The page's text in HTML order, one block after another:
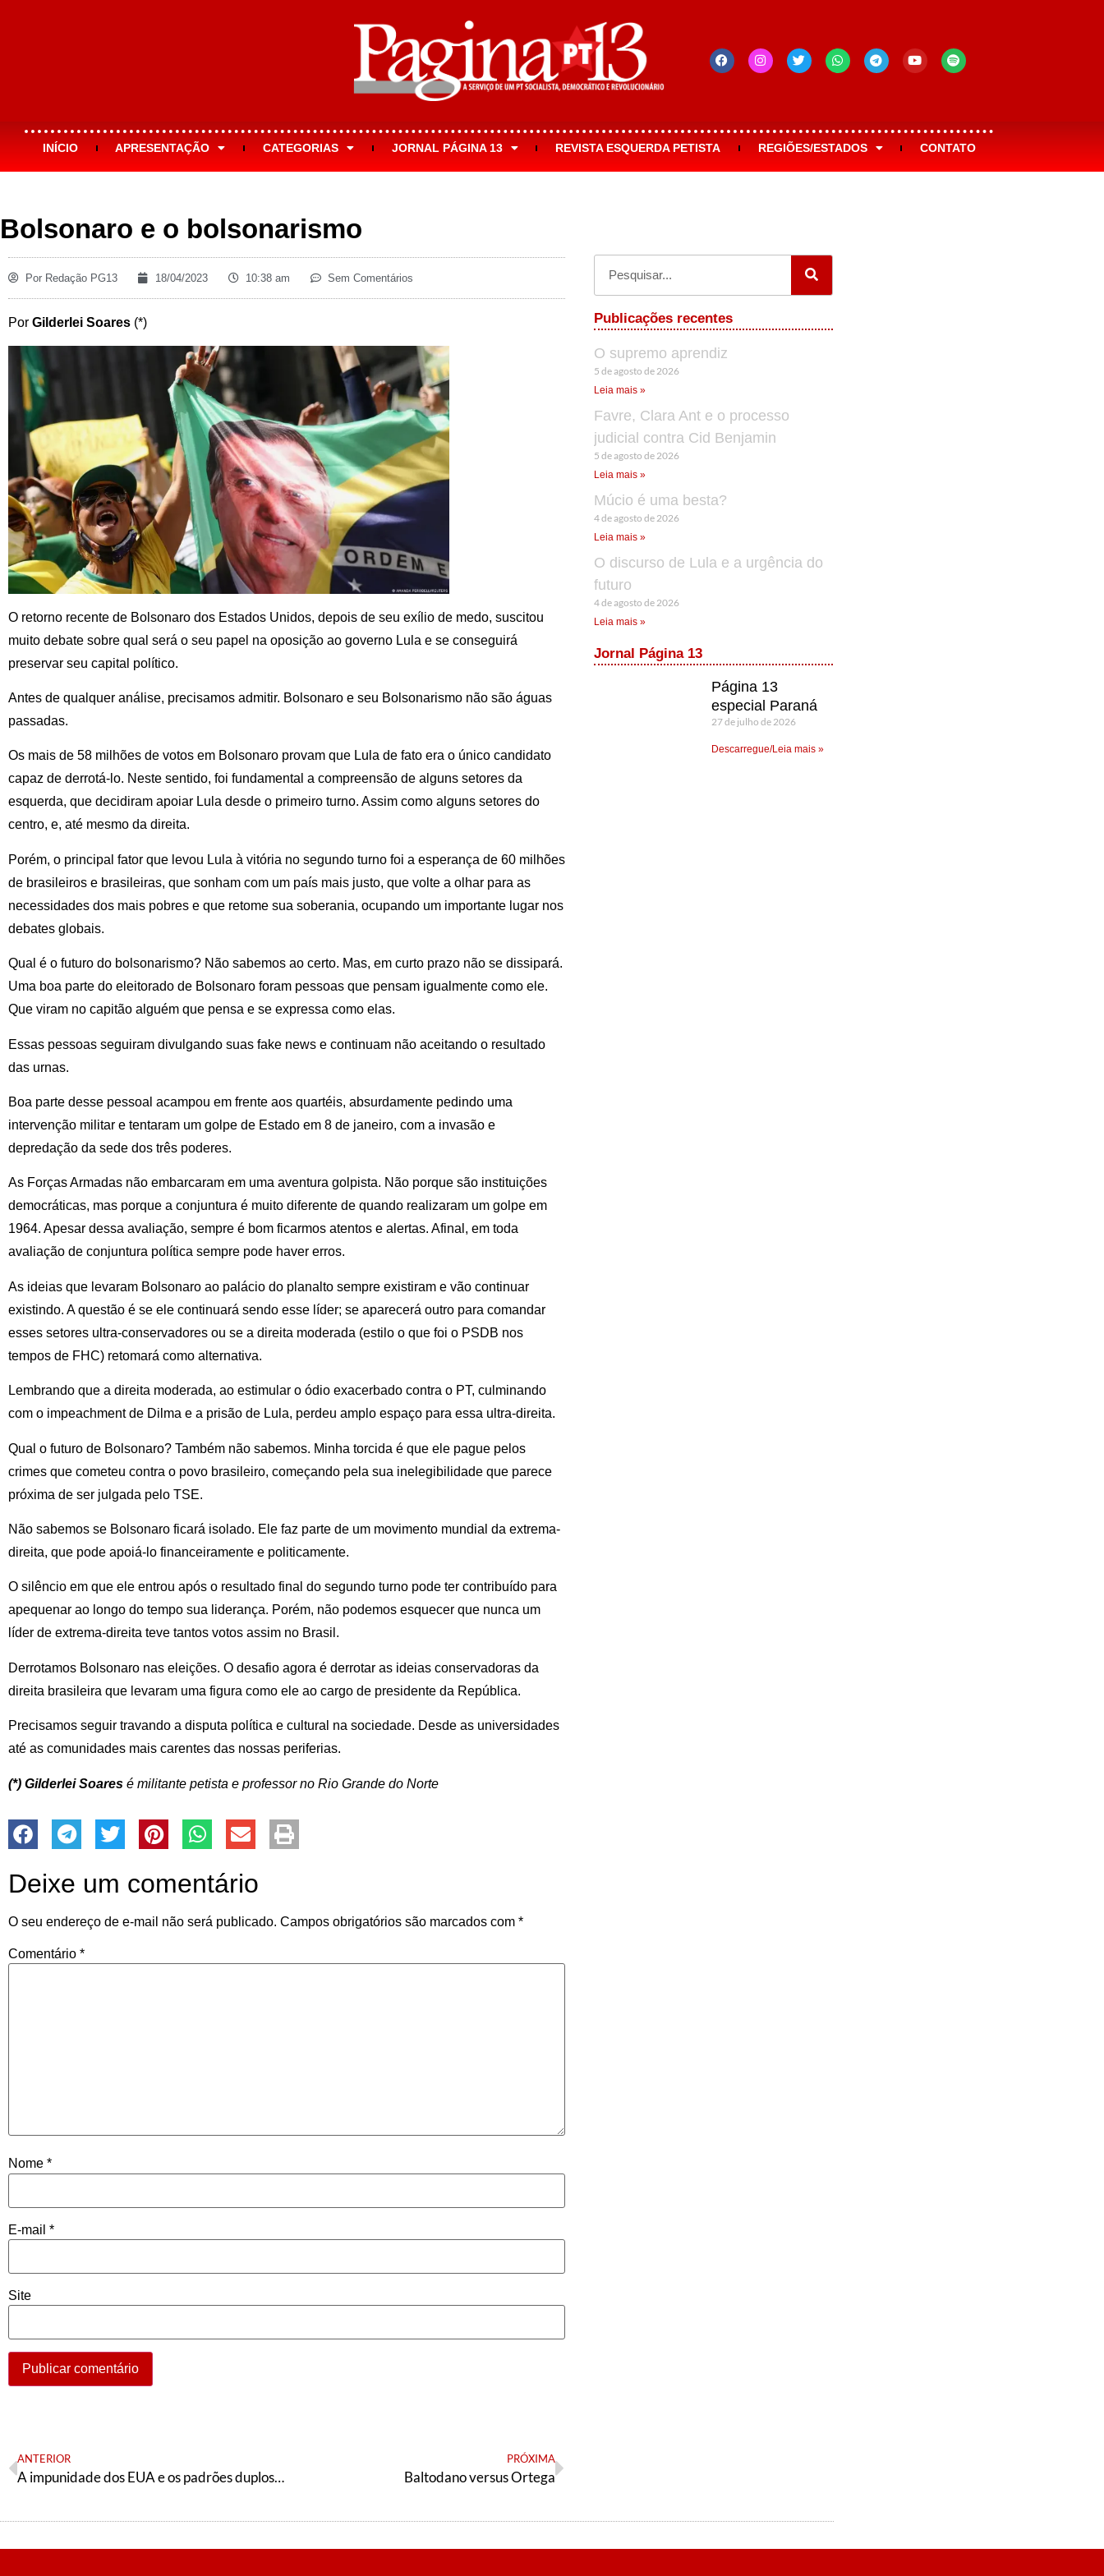
INÍCIO APRESENTAÇÃO CATEGORIAS JORNAL PÁGINA 13 REVISTA ESQUERDA PETISTA REGIÕES/ESTADOS CONTATO
Bolsonaro e o bolsonarismo
Por Redação PG13 18/04/2023 10:38 am Sem Comentários
Por Gilderlei Soares (*)
O retorno recente de Bolsonaro dos Estados Unidos, depois de seu exílio de medo, suscitou
muito debate sobre qual será o seu papel na oposição ao governo Lula e se conseguirá
preservar seu capital político.
Antes de qualquer análise, precisamos admitir. Bolsonaro e seu Bolsonarismo não são águas
passadas.
Os mais de 58 milhões de votos em Bolsonaro provam que Lula de fato era o único candidato
capaz de derrotá-lo. Neste sentido, foi fundamental a compreensão de alguns setores da
esquerda, que decidiram apoiar Lula desde o primeiro turno. Assim como alguns setores do
centro, e, até mesmo da direita.
Porém, o principal fator que levou Lula à vitória no segundo turno foi a esperança de 60 milhões
de brasileiros e brasileiras, que sonham com um país mais justo, que volte a olhar para as
necessidades dos mais pobres e que retome sua soberania, ocupando um importante lugar nos
debates globais.
Qual é o futuro do bolsonarismo? Não sabemos ao certo. Mas, em curto prazo não se dissipará.
Uma boa parte do eleitorado de Bolsonaro foram pessoas que pensam igualmente como ele.
Que viram no capitão alguém que pensa e se expressa como elas.
Essas pessoas seguiram divulgando suas fake news e continuam não aceitando o resultado
das urnas.
Boa parte desse pessoal acampou em frente aos quartéis, absurdamente pedindo uma
intervenção militar e tentaram um golpe de Estado em 8 de janeiro, com a invasão e
depredação da sede dos três poderes.
As Forças Armadas não embarcaram em uma aventura golpista. Não porque são instituições
democráticas, mas porque a conjuntura é muito diferente de quando realizaram um golpe em
1964. Apesar dessa avaliação, sempre é bom ficarmos atentos e alertas. Afinal, em toda
avaliação de conjuntura política sempre pode haver erros.
As ideias que levaram Bolsonaro ao palácio do planalto sempre existiram e vão continuar
existindo. A questão é se ele continuará sendo esse líder; se aparecerá outro para comandar
esses setores ultra-conservadores ou se a direita moderada (estilo o que foi o PSDB nos
tempos de FHC) retomará como alternativa.
Lembrando que a direita moderada, ao estimular o ódio exacerbado contra o PT, culminando
com o impeachment de Dilma e a prisão de Lula, perdeu amplo espaço para essa ultra-direita.
Qual o futuro de Bolsonaro? Também não sabemos. Minha torcida é que ele pague pelos
crimes que cometeu contra o povo brasileiro, começando pela sua inelegibilidade que parece
próxima de ser julgada pelo TSE.
Não sabemos se Bolsonaro ficará isolado. Ele faz parte de um movimento mundial da extrema-
direita, que pode apoiá-lo financeiramente e politicamente.
O silêncio em que ele entrou após o resultado final do segundo turno pode ter contribuído para
apequenar ao longo do tempo sua liderança. Porém, não podemos esquecer que nunca um
líder de extrema-direita teve tantos votos assim no Brasil.
Derrotamos Bolsonaro nas eleições. O desafio agora é derrotar as ideias conservadoras da
direita brasileira que levaram uma figura como ele ao cargo de presidente da República.
Precisamos seguir travando a disputa política e cultural na sociedade. Desde as universidades
até as comunidades mais carentes das nossas periferias.
(*) Gilderlei Soares é militante petista e professor no Rio Grande do Norte
Deixe um comentário
O seu endereço de e-mail não será publicado. Campos obrigatórios são marcados com *
Comentário *
Nome *
E-mail *
Site
ANTERIOR
A impunidade dos EUA e os padrões duplos do TPI
PRÓXIMA
Baltodano versus Ortega
Publicações recentes
O supremo aprendiz
5 de agosto de 2026
Leia mais »
Favre, Clara Ant e o processo
judicial contra Cid Benjamin
5 de agosto de 2026
Leia mais »
Múcio é uma besta?
4 de agosto de 2026
Leia mais »
O discurso de Lula e a urgência do
futuro
4 de agosto de 2026
Leia mais »
Jornal Página 13
Página 13
especial Paraná
27 de julho de 2026
Descarregue/Leia mais »